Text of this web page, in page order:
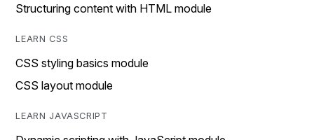
Structuring content with HTML module
LEARN CSS
CSS styling basics module
CSS layout module
LEARN JAVASCRIPT